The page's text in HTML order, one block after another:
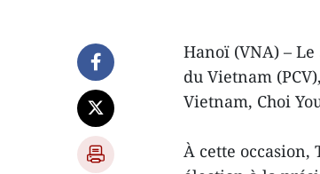
Hanoï (VNA) –
du Vietnam
Vietnam, Choi
À cette occasion,